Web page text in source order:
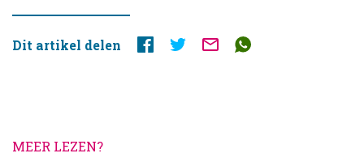
Dit artikel delen
MEER LEZEN?